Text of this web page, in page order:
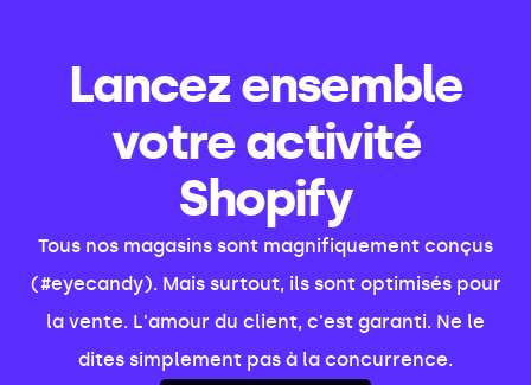
Lancez ensemble
votre activité
Shopify
Tous nos magasins sont magnifiquement conçus
(#eyecandy). Mais surtout, ils sont optimisés pour
la vente. L'amour du client, c'est garanti. Ne le
dites simplement pas à la concurrence.